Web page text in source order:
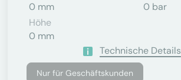
0 mm
0 bar
Höhe
0 mm
Technische Details
Nur für Geschäftskunden